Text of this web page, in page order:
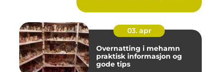
03. apr
Overnatting i mehamn
praktisk informasjon og
gode tips